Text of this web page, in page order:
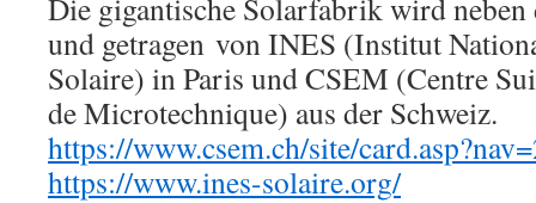
Die gigantische Solarfabrik wird
und getragen von INES (Institut
Solaire) in Paris und CSEM (Centre
de Microtechnique) aus der Schweiz.
https://www.csem.ch/site/
https://www.ines-solaire.org/